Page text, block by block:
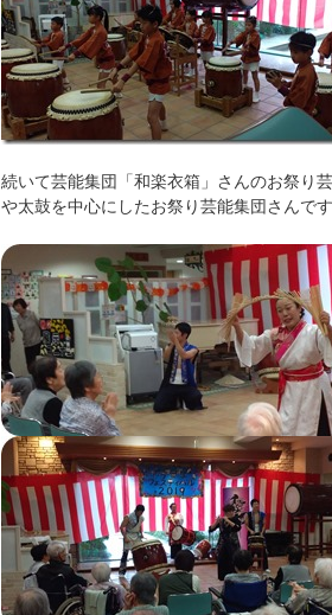
続いて芸能集団「和楽衣箱」さんのお祭り
や太鼓を中心にしたお祭り芸能集団さんで